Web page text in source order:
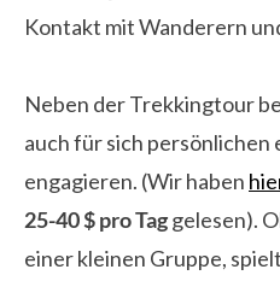
Kontakt mit Wanderern
Neben der Trekkingtour
auch für sich persönlichen
engagieren. (Wir haben
25-40 $ pro Taggelesen).
einer kleinen Gruppe,